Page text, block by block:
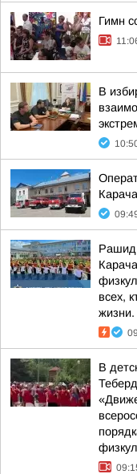
Гимн
В
Рашид
всех,
жизни.
В